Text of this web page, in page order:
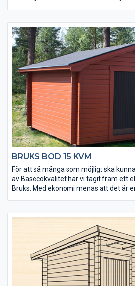
• Golvet är 25 mm tjockt för att tåla
• Dörren är en dubbeldörr med en
• Taket utgörs av en slätspontspanel
• Golvet och takpanelen är möbeltorr
formstabilitet.
• Golvet är ändspontat för enkel
BRUKS BOD 15 KVM
För att så många som möjligt ska
av Basecokvalitet har vi tagit fram ett
Bruks. Med ekonomi menas att det är
under lågsäsong och läggs på lager.
modell och det finns inga möjligheter till
fönsterplacering. Men du får en bra
lagerhyllan till ett mycket bra pris.
Bruks bod 15 kvm är speciellt
förrådsutrymme. Den levereras
senvuxna virket är rejält